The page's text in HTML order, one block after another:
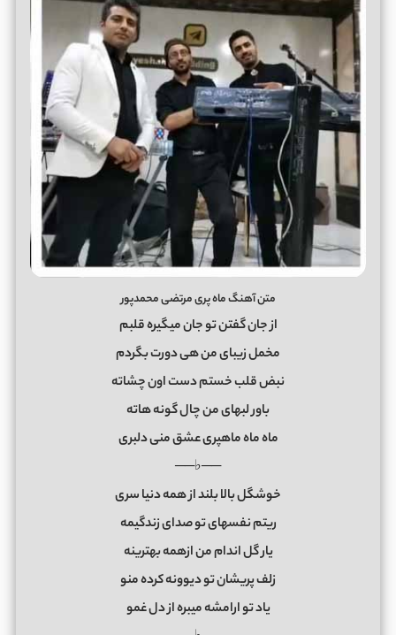
متن آهنگ ماه پری مرتضی محمدپور
از جان گفتن تو جان میگیره قلبم
مخمل زیبای من هی دورت بگردم
نبض قلب خستم دست اون چشاته
باور لبهای من چال گونه هاته
ماه ماه ماهپری عشق منی دلبری
──♭──
خوشگل بالا بلند از همه دنیا سری
ریتم نفسهای تو صدای زندگیمه
یار گل اندام من ازهمه بهترینه
زلف پریشان تو دیوونه کرده منو
یاد تو ارامشه میبره از دل غمو